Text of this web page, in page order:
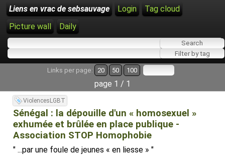
Liens en vrac de sebsauvage Login
Tag cloud
Picture wall
Daily
Links per page: 20 50 100
page 1 / 1
ViolencesLGBT
Sénégal : la dépouille d'un « homosexuel »
exhumée et brûlée en place publique -
Association STOP Homophobie
" ...par une foule de jeunes « en liesse » "